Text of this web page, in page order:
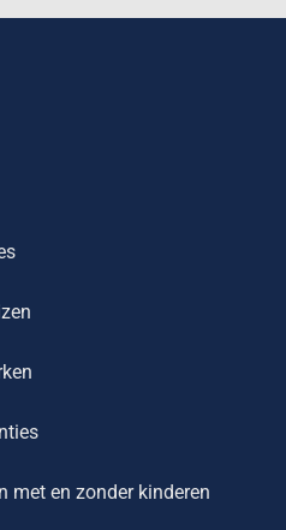
met en zonder kinderen